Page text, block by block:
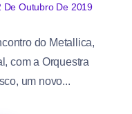
De Outubro De 2019
do Metallica,
com a Orquestra
um novo...